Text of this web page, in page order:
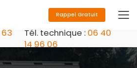
Tél. technique : 06 40
14 96 06
Rappel Gratuit